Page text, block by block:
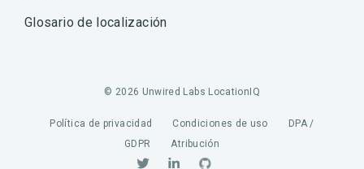
Glosario de localización
© 2026 Unwired Labs LocationIQ
Política de privacidad Condiciones de uso
DPA /
GDPR
Atribución